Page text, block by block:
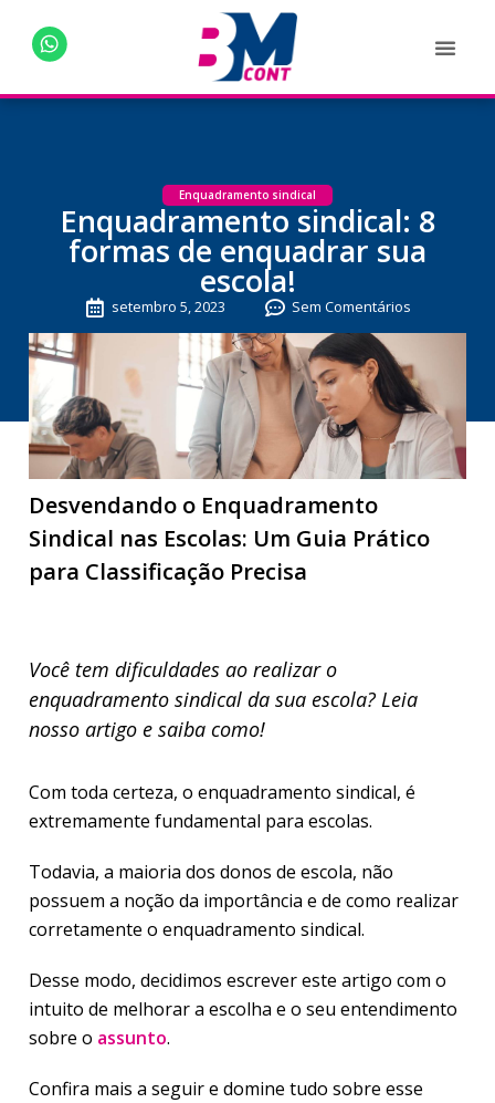
Enquadramento sindical
Enquadramento sindical: 8
formas de enquadrar sua
escola!
setembro 5, 2023 Sem Comentários
Desvendando o Enquadramento
Sindical nas Escolas: Um Guia Prático
para Classificação Precisa
Você tem dificuldades ao realizar o
enquadramento sindical da sua escola? Leia
nosso artigo e saiba como!
Com toda certeza, o enquadramento sindical, é
extremamente fundamental para escolas.
Todavia, a maioria dos donos de escola, não
possuem a noção da importância e de como realizar
corretamente o enquadramento sindical.
Desse modo, decidimos escrever este artigo com o
intuito de melhorar a escolha e o seu entendimento
sobre o assunto.
Confira mais a seguir e domine tudo sobre esse